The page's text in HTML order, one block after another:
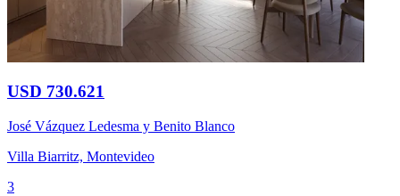
USD 730.621
José Vázquez Ledesma y Benito Blanco
Villa Biarritz, Montevideo
3